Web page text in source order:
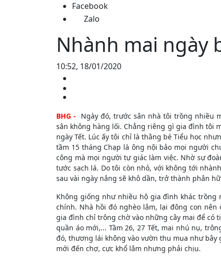
Facebook
Zalo
Nhành mai ngày
10:52, 18/01/2020
BHG - Ngày đó, trước sân nhà tôi trồng nhiều
sân không hàng lối. Chẳng riêng gì gia đình tôi
ngày Tết. Lúc ấy tôi chỉ là thằng bé Tiểu học
tầm 15 tháng Chạp là ông nội bảo mọi người
công mà mọi người tự giác làm việc. Nhờ sự
tước sạch lá. Do tôi còn nhỏ, với không tới
sau vài ngày nắng sẽ khô dần, trở thành phân
Không giống như nhiều hộ gia đình khác
chính. Nhà hồi đó nghèo lắm, lại đông con
gia đình chỉ trông chờ vào những cây mai để có
quần áo mới,... Tầm 26, 27 Tết, mai nhú nụ,
đó, thương lái không vào vườn thu mua như bây
mới đến chợ, cực khổ lắm nhưng phải chịu.